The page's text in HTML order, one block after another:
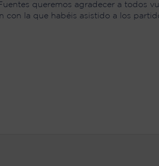
queremos agradecer a todos
con la que habéis asistido a los